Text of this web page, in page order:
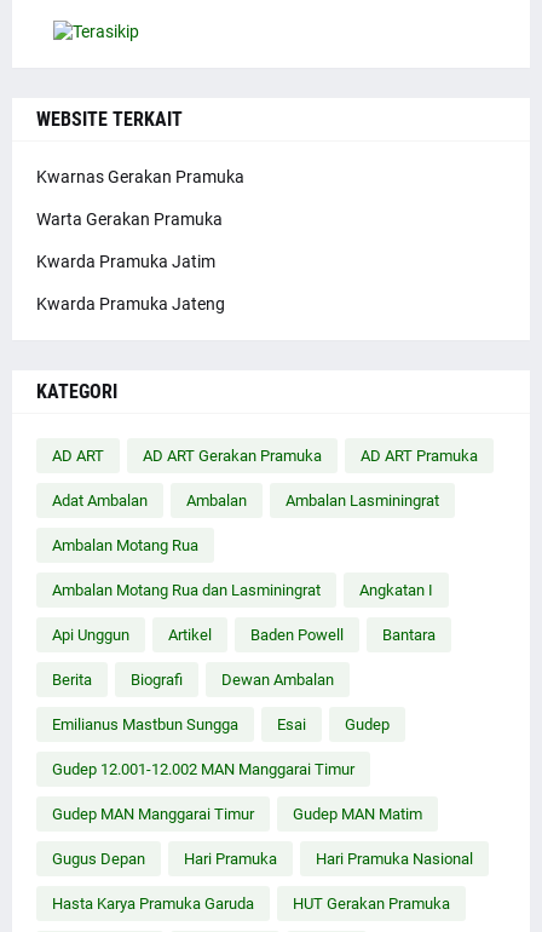
WEBSITE TERKAIT
Kwarnas Gerakan Pramuka
Warta Gerakan Pramuka
Kwarda Pramuka Jatim
Kwarda Pramuka Jateng
KATEGORI
AD ART AD ART Gerakan Pramuka AD ART Pramuka
Adat Ambalan Ambalan Ambalan Lasminingrat
Ambalan Motang Rua
Ambalan Motang Rua dan Lasminingrat Angkatan I
Api Unggun Artikel Baden Powell Bantara
Berita Biografi Dewan Ambalan
Emilianus Mastbun Sungga Esai Gudep
Gudep 12.001-12.002 MAN Manggarai Timur
Gudep MAN Manggarai Timur Gudep MAN Matim
Gugus Depan Hari Pramuka Hari Pramuka Nasional
Hasta Karya Pramuka Garuda HUT Gerakan Pramuka